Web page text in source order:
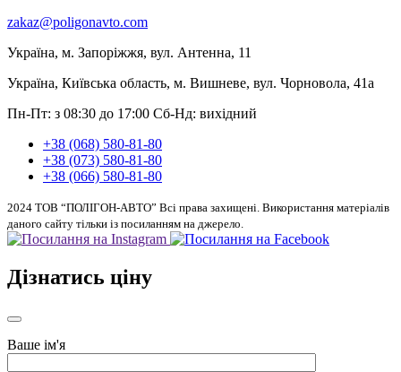
zakaz@poligonavto.com
Україна, м. Запоріжжя, вул. Антенна, 11
Україна, Київська область, м. Вишневе, вул. Чорновола, 41а
Пн-Пт: з 08:30 до 17:00 Сб-Нд: вихідний
+38 (068) 580-81-80
+38 (073) 580-81-80
+38 (066) 580-81-80
2024 ТОВ “ПОЛІГОН-АВТО” Всі права захищені. Використання матеріалів
даного сайту тільки із посиланням на джерело.
Дізнатись ціну
Ваше ім'я